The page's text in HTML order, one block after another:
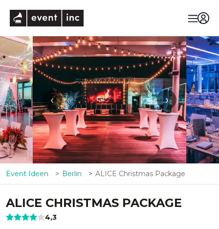
‹ ›
Event Ideen Berlin ALICE Christmas Package
ALICE CHRISTMAS PACKAGE
4,3